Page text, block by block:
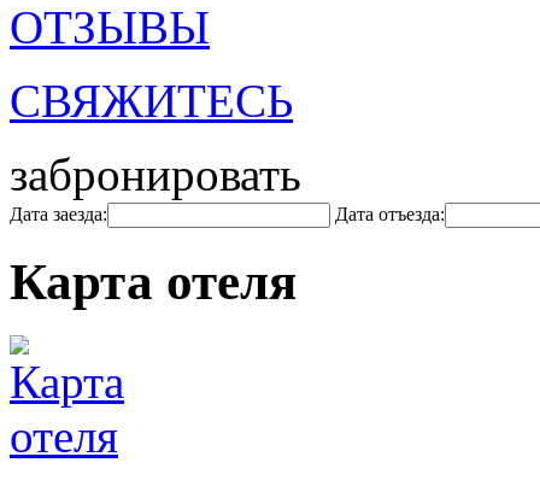
ОТЗЫВЫ
СВЯЖИТЕСЬ
забронировать
Дата заезда: Дата отъезда:
Карта отеля